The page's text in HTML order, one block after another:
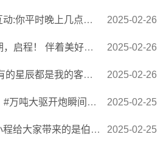
期熬夜晚睡消耗气血# http://t.cn/A61Omvio ... 2025-02-26
生以饱满的精神状态 开启新学期的学习工作 ... 2025-02-26
朋友。 ——《旅行之歌》 摄影｜王睿智 2025-02-26
近日，由遵义舰、衡阳舰、微山湖舰组成的舰... 2025-02-25
空存在》，这首歌充满了对未来的憧憬和对自我... 2025-02-25